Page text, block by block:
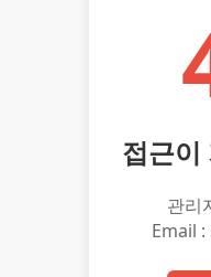
접근이
관리
Email